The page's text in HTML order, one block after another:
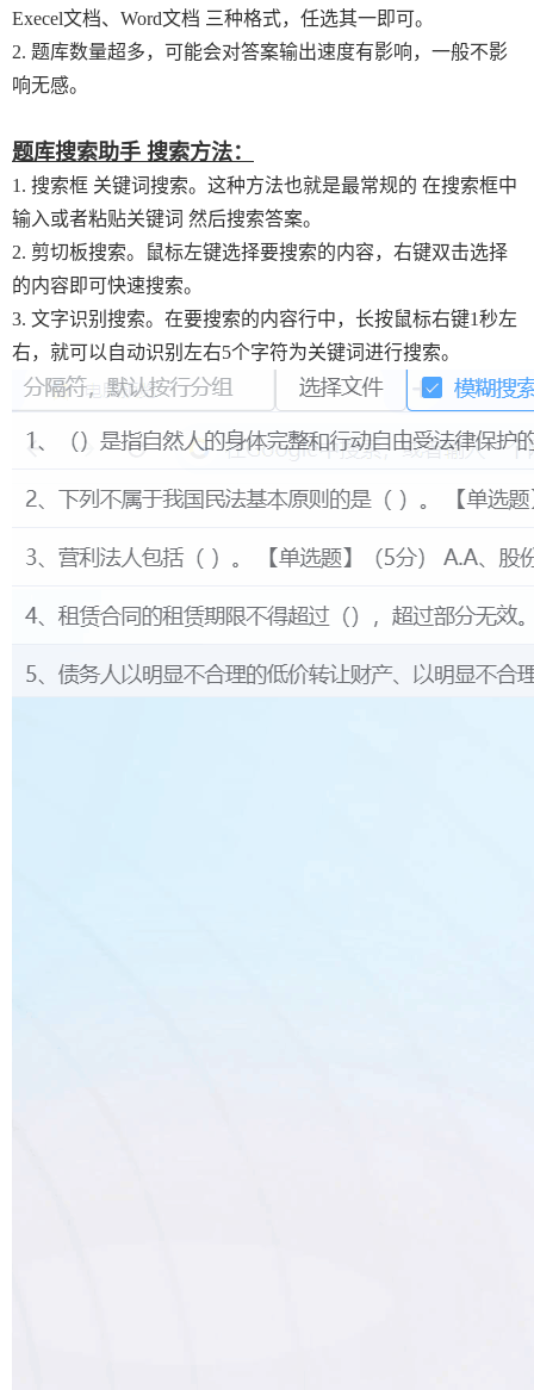
Execel文档、Word文档 三种格式，任选其一即可。
2. 题库数量超多，可能会对答案输出速度有影响，一般不影
响无感。
题库搜索助手 搜索方法：
1. 搜索框 关键词搜索。这种方法也就是最常规的 在搜索框中
输入或者粘贴关键词 然后搜索答案。
2. 剪切板搜索。鼠标左键选择要搜索的内容，右键双击选择
的内容即可快速搜索。
3. 文字识别搜索。在要搜索的内容行中，长按鼠标右键1秒左
右，就可以自动识别左右5个字符为关键词进行搜索。